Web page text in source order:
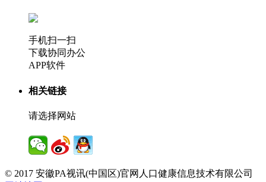
手机扫一扫
下载协同办公
APP软件
相关链接
请选择网站
© 2017 安徽PA视讯(中国区)官网人口健康信息技术有限公司